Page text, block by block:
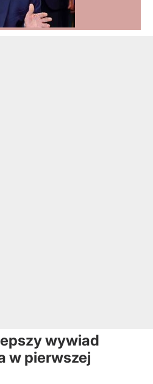
wywiad
w pierwszej